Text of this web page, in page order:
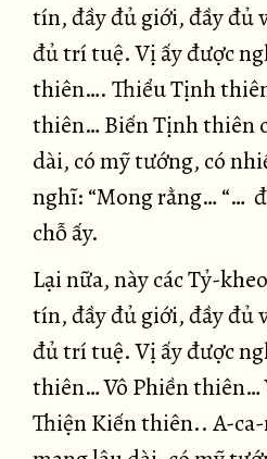
tín, đầy đủ giới, đầy đủ
đủ trí tuệ. Vị ấy được
thiên…. Thiểu Tịnh
thiên… Biến Tịnh thiên
dài, có mỹ tướng, có
nghĩ: “Mong rằng… “…
chỗ ấy.
Lại nữa, này các Tỷ-
tín, đầy đủ giới, đầy đủ
đủ trí tuệ. Vị ấy được
thiên… Vô Phiền
Thiện Kiến thiên.. A-